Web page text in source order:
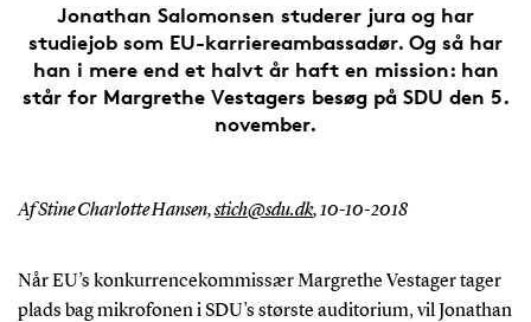
Jonathan Salomonsen studerer jura og har
studiejob som EU-karriereambassadør. Og så har
han i mere end et halvt år haft en mission: han
står for Margrethe Vestagers besøg på SDU den 5.
november.
Af Stine Charlotte Hansen,stich@sdu.dk,10-10-2018
Når EU’s konkurrencekommissær Margrethe Vestager tager
plads bag mikrofonen i SDU’s største auditorium, vil Jonathan